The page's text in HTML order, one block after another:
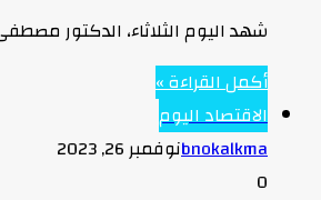
شهد اليوم الثلاثاء، الدكتور
أكمل القراءة »
الاقتصاد اليوم
bnokalkmaنوفمبر 26, 2023
0